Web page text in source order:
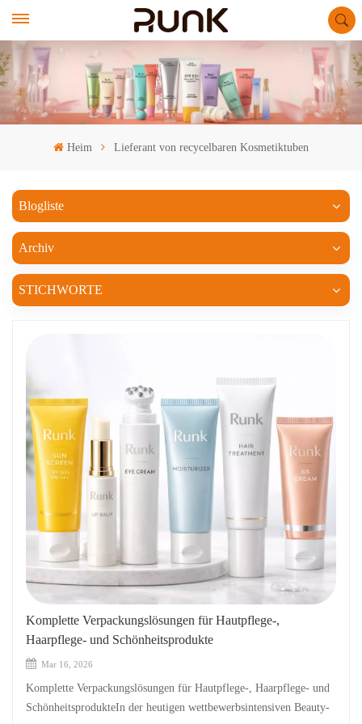
Heim Lieferant von recycelbaren Kosmetiktuben
Blogliste
Archiv
STICHWORTE
Komplette Verpackungslösungen für Hautpflege-,
Haarpflege- und Schönheitsprodukte
Mar 16, 2026
Komplette Verpackungslösungen für Hautpflege-, Haarpflege- und
SchönheitsprodukteIn der heutigen wettbewerbsintensiven Beauty-